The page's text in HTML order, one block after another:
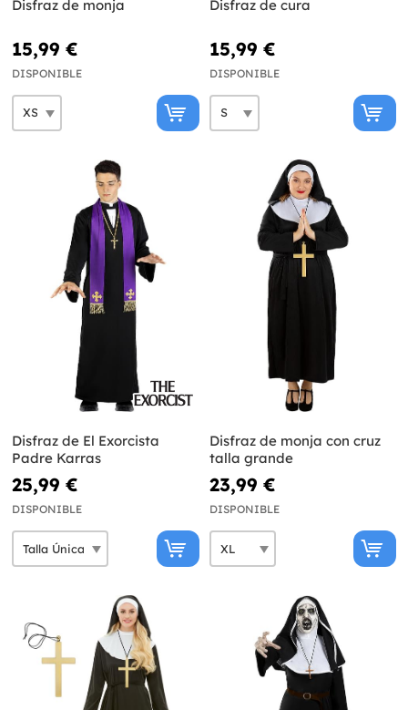
Disfraz de monja
15,99 €
DISPONIBLE
Disfraz de cura
15,99 €
DISPONIBLE
Disfraz de El Exorcista
Padre Karras
25,99 €
DISPONIBLE
Disfraz de monja con cruz
talla grande
23,99 €
DISPONIBLE